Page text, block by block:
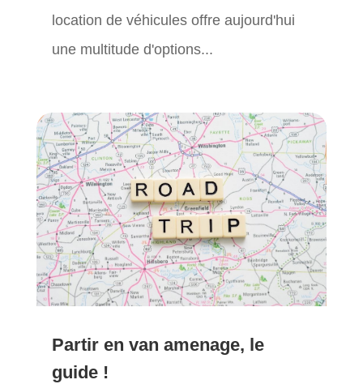
location de véhicules offre aujourd'hui
une multitude d'options...
Partir en van amenage, le
guide !